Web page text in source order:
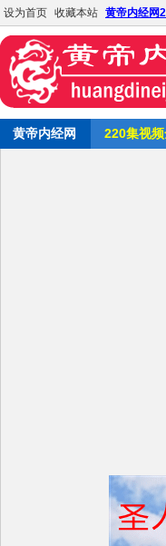
设为首页 收藏本站 黄帝内经网
黄帝内经网 220集视